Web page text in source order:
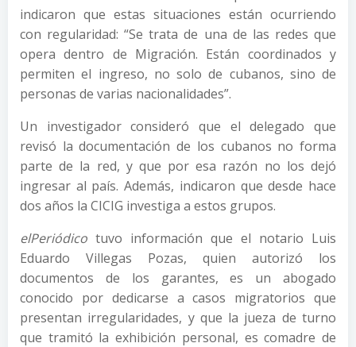
indicaron que estas situaciones están ocurriendo
con regularidad: “Se trata de una de las redes que
opera dentro de Migración. Están coordinados y
permiten el ingreso, no solo de cubanos, sino de
personas de varias nacionalidades”.
Un investigador consideró que el delegado que
revisó la documentación de los cubanos no forma
parte de la red, y que por esa razón no los dejó
ingresar al país. Además, indicaron que desde hace
dos años la CICIG investiga a estos grupos.
elPeriódico tuvo información que el notario Luis
Eduardo Villegas Pozas, quien autorizó los
documentos de los garantes, es un abogado
conocido por dedicarse a casos migratorios que
presentan irregularidades, y que la jueza de turno
que tramitó la exhibición personal, es comadre de